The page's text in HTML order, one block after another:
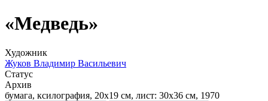
«Медведь»
Художник
Жуков Владимир Васильевич
Статус
Архив
бумага, ксилография, 20х19 см, лист: 30х36 см, 1970